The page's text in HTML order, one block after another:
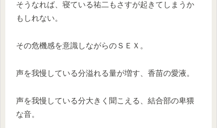
そうなれば、寝ている祐二もさすが起きてしまうか
もしれない。
その危機感を意識しながらのＳＥＸ。
声を我慢している分溢れる量が増す、香苗の愛液。
声を我慢している分大きく聞こえる、結合部の卑猥
な音。